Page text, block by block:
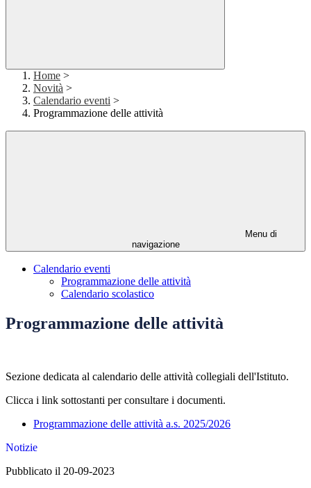
Home >
Novità >
Calendario eventi >
Programmazione delle attività
Menu di
navigazione
Calendario eventi
Programmazione delle attività
Calendario scolastico
Programmazione delle attività
Sezione dedicata al calendario delle attività collegiali dell'Istituto.
Clicca i link sottostanti per consultare i documenti.
Programmazione delle attività a.s. 2025/2026
Notizie
Pubblicato il 20-09-2023